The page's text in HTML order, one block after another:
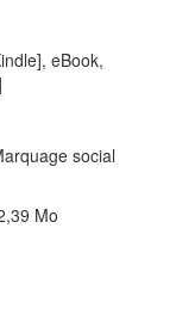
eBook,
social
Mo